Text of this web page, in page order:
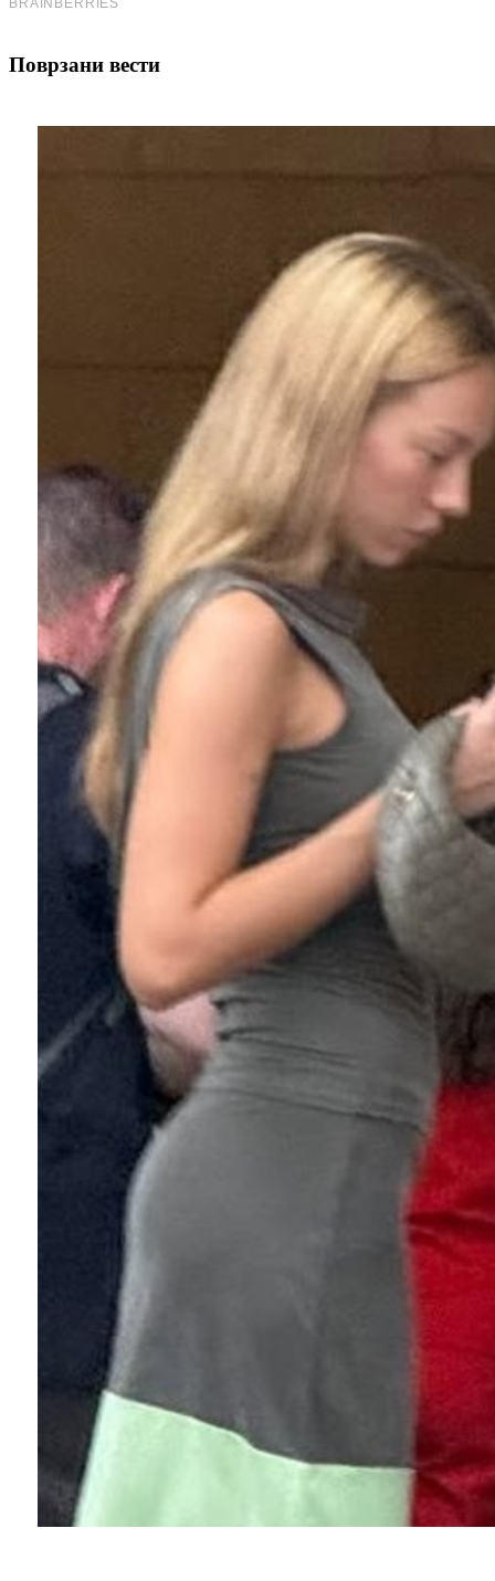
Поврзани вести